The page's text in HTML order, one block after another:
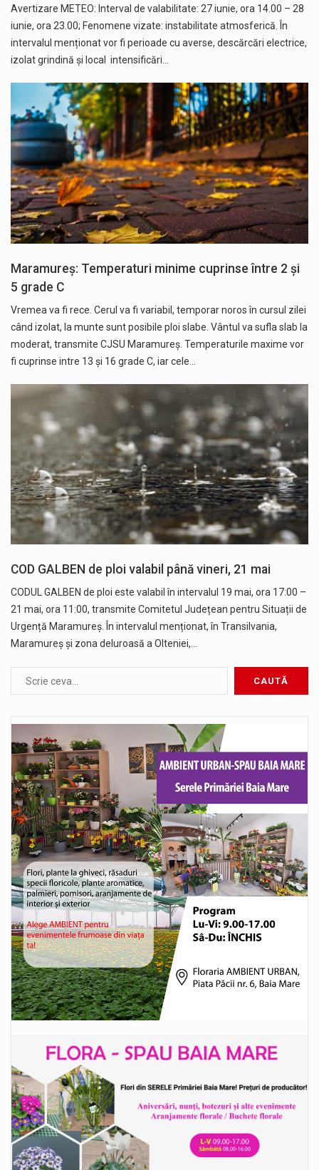
Avertizare METEO: Interval de valabilitate: 27 iunie, ora 14.00 – 28
iunie, ora 23.00; Fenomene vizate: instabilitate atmosferică. În
intervalul menționat vor fi perioade cu averse, descărcări electrice,
izolat grindină și local intensificări…
Maramureș: Temperaturi minime cuprinse între 2 și
5 grade C
Vremea va fi rece. Cerul va fi variabil, temporar noros în cursul zilei
când izolat, la munte sunt posibile ploi slabe. Vântul va sufla slab la
moderat, transmite CJSU Maramureș. Temperaturile maxime vor
fi cuprinse intre 13 și 16 grade C, iar cele…
COD GALBEN de ploi valabil până vineri, 21 mai
CODUL GALBEN de ploi este valabil în intervalul 19 mai, ora 17:00 –
21 mai, ora 11:00, transmite Comitetul Județean pentru Situații de
Urgență Maramureș. În intervalul menționat, în Transilvania,
Maramureș și zona deluroasă a Olteniei,…